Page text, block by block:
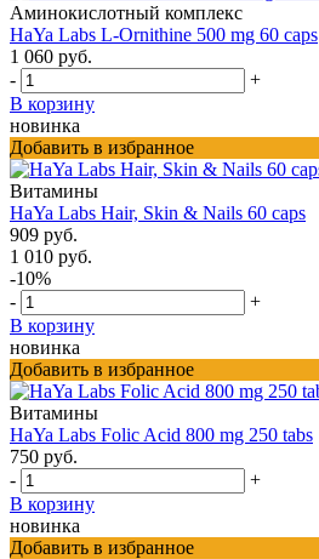
Аминокислотный комплекс
HaYa Labs L-Ornithine 500 mg 60 caps
1 060 руб.
-
+
В корзину
новинка
Добавить в избранное
Витамины
HaYa Labs Hair, Skin & Nails 60 caps
909 руб.
1 010 руб.
-10%
-
+
В корзину
новинка
Добавить в избранное
Витамины
HaYa Labs Folic Acid 800 mg 250 tabs
750 руб.
-
+
В корзину
новинка
Добавить в избранное